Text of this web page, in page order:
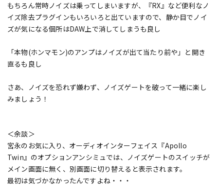
もちろん常時ノイズは乗ってしまいますが、『RX』など便利なノ
イズ除去プラグインもいろいろと出ていますので、静か目でノイ
ズが気になる個所はDAW上で消してしまうも良し
「本物(ホンマモン)のアンプはノイズが出て当たり前や」と開き
直るも良し
さあ、ノイズを恐れず嫌わず、ノイズゲートを破って一緒に楽し
みましょう！
＜余談＞
宮永のお気に入り、オーディオインターフェイス『Apollo
Twin』のオプションアンシミュでは、ノイズゲートのスイッチが
メイン画面に無く、別画面に切り替えると表示されます。
最初は気づかなかったんですよね・・・